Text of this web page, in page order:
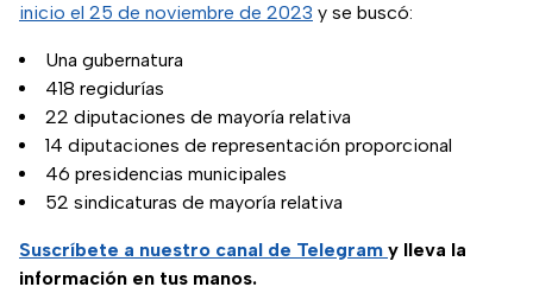
inicio el 25 de noviembre de 2023 y se buscó:
Una gubernatura
418 regidurías
22 diputaciones de mayoría relativa
14 diputaciones de representación proporcional
46 presidencias municipales
52 sindicaturas de mayoría relativa
Suscríbete a nuestro canal de Telegram y lleva la
información en tus manos.